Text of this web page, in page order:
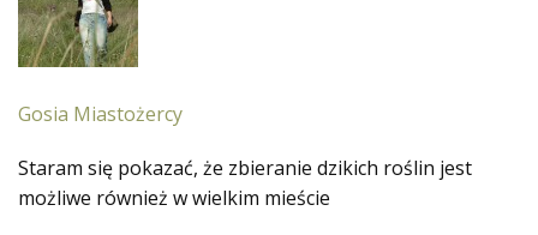
Gosia Miastożercy
Staram się pokazać, że zbieranie dzikich roślin jest
możliwe również w wielkim mieście